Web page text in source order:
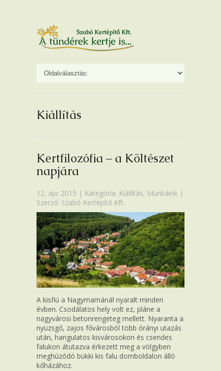
Kiállítás
Kertfilozófia – a Költészet
napjára
12, ápr 2015 | Kategória: Kiállítás, Munkáink |
Szerző: Szabó Kertépítő Kft.
A kisfiú a Nagymamánál nyaralt minden
évben. Csodálatos hely volt ez, pláne a
nagyvárosi betonrengeteg mellett. Nyaranta a
nyüzsgő, zajos fővárosból több órányi utazás
után, hangulatos kisvárosokon és csendes
falukon átutazva érkezett meg a völgyben
meghúzódó bükki kis falu domboldalon álló
kőházához.